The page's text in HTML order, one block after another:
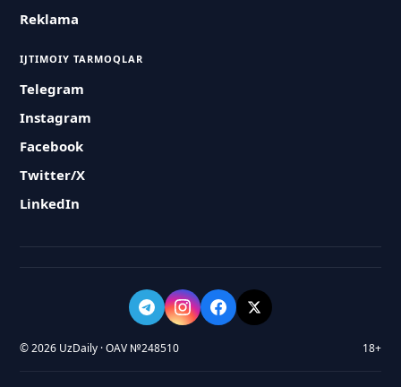
Reklama
IJTIMOIY TARMOQLAR
Telegram
Instagram
Facebook
Twitter/X
LinkedIn
© 2026 UzDaily · OAV №248510 18+